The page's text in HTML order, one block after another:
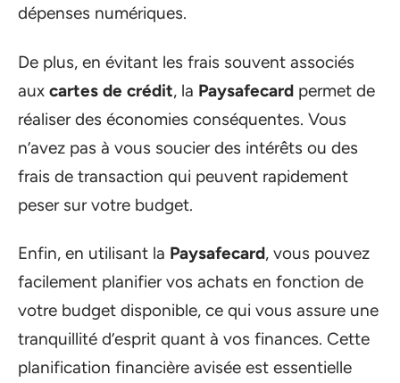
dépenses numériques.
De plus, en évitant les frais souvent associés
aux cartes de crédit, la Paysafecard permet de
réaliser des économies conséquentes. Vous
n’avez pas à vous soucier des intérêts ou des
frais de transaction qui peuvent rapidement
peser sur votre budget.
Enfin, en utilisant la Paysafecard, vous pouvez
facilement planifier vos achats en fonction de
votre budget disponible, ce qui vous assure une
tranquillité d’esprit quant à vos finances. Cette
planification financière avisée est essentielle